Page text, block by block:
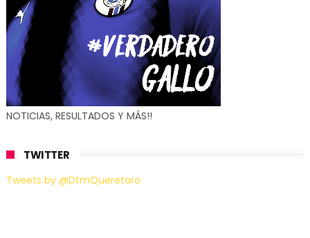
NOTICIAS, RESULTADOS Y MÁS!!
TWITTER
Tweets by @DtmQueretaro